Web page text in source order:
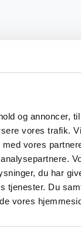
og annoncer,
vores trafik.
vores
du har
tjenester. Du
vores
til det